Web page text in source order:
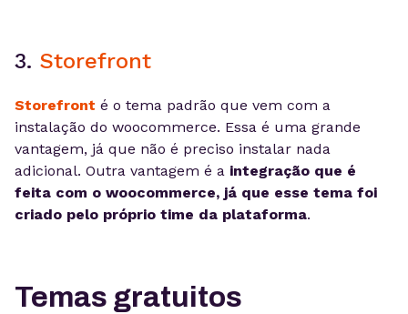
3. Storefront
Storefront é o tema padrão que vem com a
instalação do woocommerce. Essa é uma grande
vantagem, já que não é preciso instalar nada
adicional. Outra vantagem é a integração que é
feita com o woocommerce, já que esse tema foi
criado pelo próprio time da plataforma.
Temas gratuitos